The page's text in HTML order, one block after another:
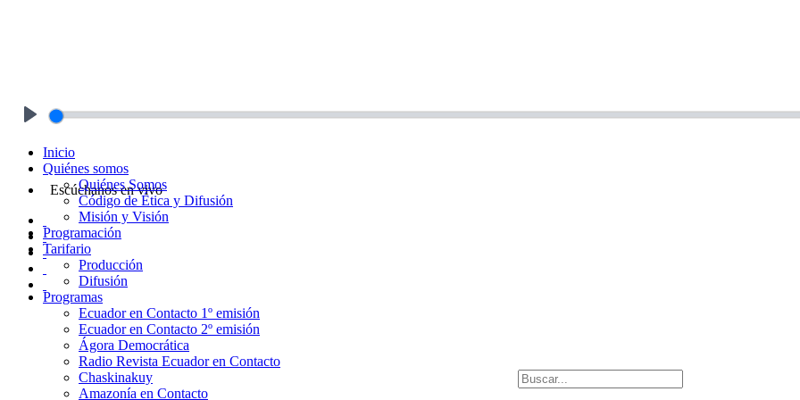
Escúchanos en vivo
Inicio
Quiénes somos
Quiénes Somos
Código de Ética y Difusión
Misión y Visión
Programación
Tarifario
Producción
Difusión
Programas
Ecuador en Contacto 1º emisión
Ecuador en Contacto 2º emisión
Ágora Democrática
Radio Revista Ecuador en Contacto
Chaskinakuy
Amazonía en Contacto